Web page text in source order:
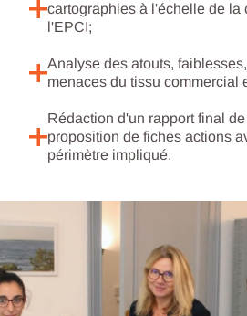
cartographies à l'échelle de la
l'EPCI;
Analyse des atouts,
menaces du tissu commercial
Rédaction d'un rapport final
proposition de fiches actions
périmètre impliqué.